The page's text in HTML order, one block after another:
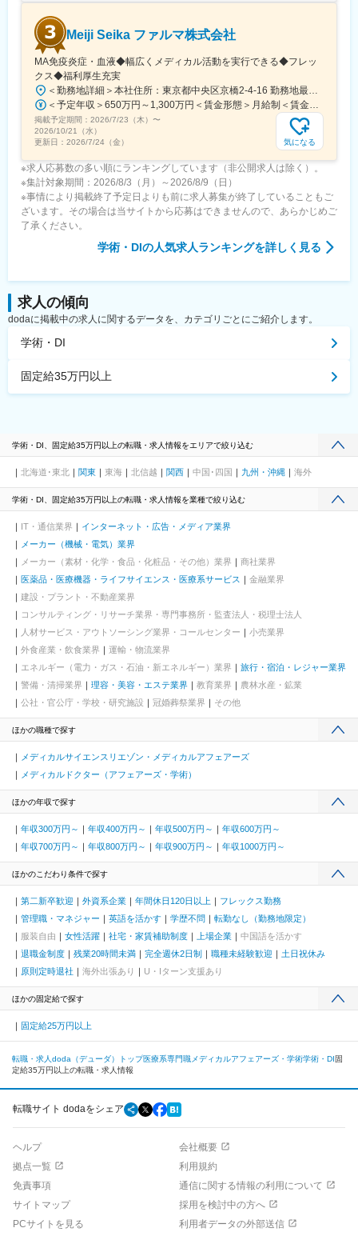
Meiji Seika ファルマ株式会社
MA免疫炎症・血液◆幅広くメディカル活動を実行できる◆フレッ
クス◆福利厚生充実
＜勤務地詳細＞本社住所：東京都中央区京橋2-4-16 勤務地最寄駅：東京メトロ銀座線／京橋駅受動喫煙対策：屋内全面禁煙変更の範囲：会社の定める事業所（リモートワーク含む）
＜予定年収＞650万円～1,300万円＜賃金形態＞月給制＜賃金内訳＞月額（基本給）：335,000円～500,000円＜月給＞335,000円～500,000円＜昇給有無＞有＜残業手当＞有＜給与補足＞※上記は非管理職の給与内訳。非管理職の年収は650万円～950万円(月給制)。管理職は年収950万円～1,300万円(年俸制/分割12回)で、内訳は基本給791,666円～1083,333円。※前職年収と当社の制度を考慮して処遇は決定。■昇給：年1回（4月）■賞与：年2回（6月・12月）賃金はあくまでも目安の金額であり、選考を通じて上下する可能性があります。月給(月額)は固定手当を含めた表記です。
掲載予定期間： 2026/7/23（木） 〜
2026/10/21（水）
更新日： 2026/7/24（金） 気になる
※求人応募数の多い順にランキングしています（非公開求人は除く）。
※集計対象期間：2026/8/3（月）～2026/8/9（日）
※事情により掲載終了予定日よりも前に求人募集が終了していることもご
ざいます。その場合は当サイトから応募はできませんので、あらかじめご
了承ください。
学術・DIの人気求人ランキングを詳しく見る
求人の傾向
dodaに掲載中の求人に関するデータを、カテゴリごとにご紹介します。
学術・DI
固定給35万円以上
学術・DI、固定給35万円以上の転職・求人情報をエリアで絞り込む
北海道･東北 関東 東海 北信越 関西 中国･四国 九州・沖縄 海外
学術・DI、固定給35万円以上の転職・求人情報を業種で絞り込む
IT・通信業界
インターネット・広告・メディア業界
メーカー（機械・電気）業界
メーカー（素材・化学・食品・化粧品・その他）業界
商社業界
医薬品・医療機器・ライフサイエンス・医療系サービス
金融業界
建設・プラント・不動産業界
コンサルティング・リサーチ業界・専門事務所・監査法人・税理士法人
人材サービス・アウトソーシング業界・コールセンター
小売業界
外食産業・飲食業界
運輸・物流業界
エネルギー（電力・ガス・石油・新エネルギー）業界
旅行・宿泊・レジャー業界
警備・清掃業界
理容・美容・エステ業界 教育業界
農林水産・鉱業
公社・官公庁・学校・研究施設
冠婚葬祭業界 その他
ほかの職種で探す
メディカルサイエンスリエゾン・メディカルアフェアーズ
メディカルドクター（アフェアーズ・学術）
ほかの年収で探す
年収300万円～ 年収400万円～ 年収500万円～
年収600万円～
年収700万円～
年収800万円～ 年収900万円～ 年収1000万円～
ほかのこだわり条件で探す
第二新卒歓迎 外資系企業 年間休日120日以上
フレックス勤務
管理職・マネジャー
英語を活かす 学歴不問
転勤なし（勤務地限定）
服装自由
女性活躍 社宅・家賃補助制度 上場企業
中国語を活かす
退職金制度
残業20時間未満 完全週休2日制 職種未経験歓迎
土日祝休み
原則定時退社
海外出張あり U・Iターン支援あり
ほかの固定給で探す
固定給25万円以上
転職・求人doda（デューダ）トップ医療系専門職 メディカルアフェアーズ・学術学術・DI固
定給35万円以上の転職・求人情報
転職サイト dodaをシェア
ヘルプ
会社概要
拠点一覧
利用規約
免責事項
通信に関する情報の利用について
サイトマップ
採用を検討中の方へ
PCサイトを見る
利用者データの外部送信